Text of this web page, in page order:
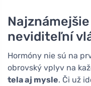
neviditeľní
Hormóny nie sú na
obrovský vplyv na
tela aj mysle. Či už